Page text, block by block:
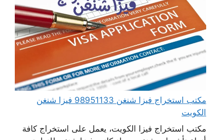
مكتب استخراج فيزا شنغن 98951133 فيزا شنغن
الكويت
مكتب استخراج فيزا الكويت، يعمل على استخراج كافة